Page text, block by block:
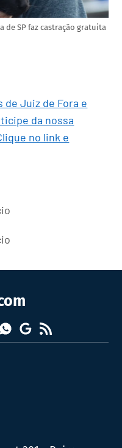
de SP faz castração gratuita
Juiz de Fora e
da nossa
no link e
Whatsapp
Google
News
RSS